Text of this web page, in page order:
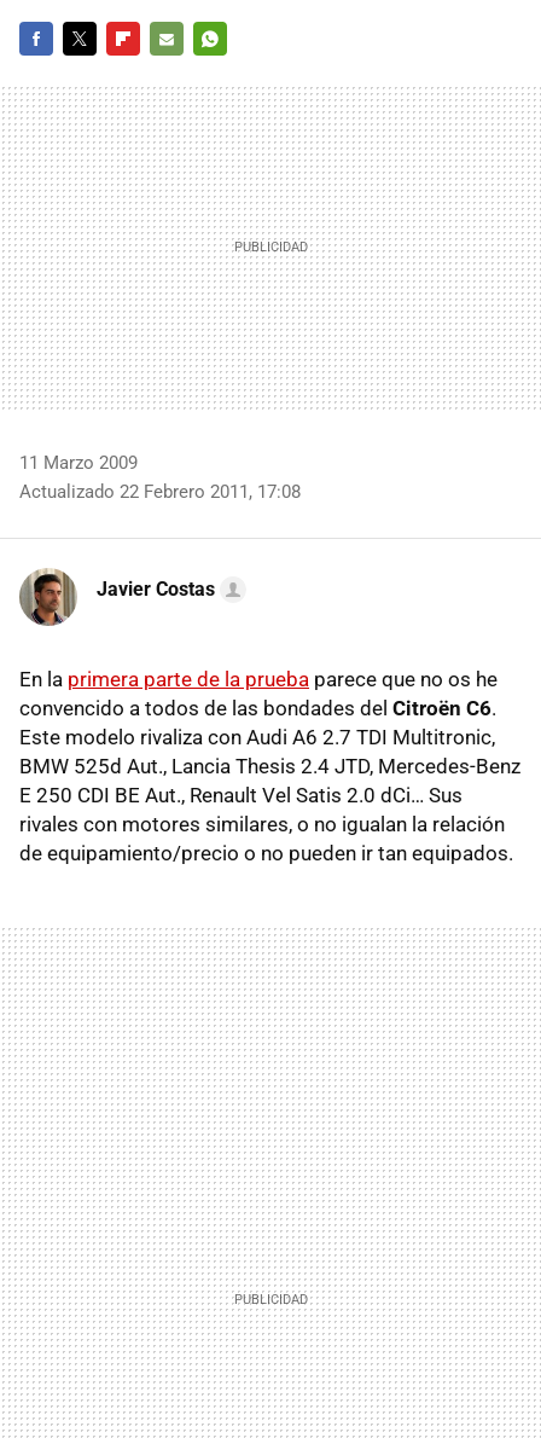
MAIL
11 Marzo 2009
Actualizado 22 Febrero 2011, 17:08
Javier Costas
En la primera parte de la prueba parece que no os he
convencido a todos de las bondades del Citroën C6.
Este modelo rivaliza con Audi A6 2.7 TDI Multitronic,
BMW 525d Aut., Lancia Thesis 2.4 JTD, Mercedes-Benz
E 250 CDI BE Aut., Renault Vel Satis 2.0 dCi… Sus
rivales con motores similares, o no igualan la relación
de equipamiento/precio o no pueden ir tan equipados.